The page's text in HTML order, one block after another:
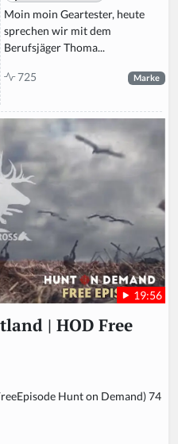
Moin moin Geartester, heute
sprechen wir mit dem
Berufsjäger Thoma...
725 Marke
19:56
| HOD Free
Hunt on Demand) 74